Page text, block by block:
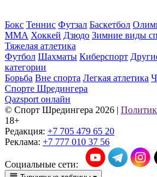
Бокс Теннис Футзал Баскетбол
ММА Хоккей Дзюдо Зимние виды
Тяжелая атлетика
Футбол Шахматы Киберспорт
категории
Борьба Вне спорта Легкая атлетика
Спорте Шредингера
Qazsport онлайн
© Cпорт Шредингера 2026 |
18+
Редакция: +7 705 479 65 20
Реклама: +7 777 010 37 56
Социальные сети: